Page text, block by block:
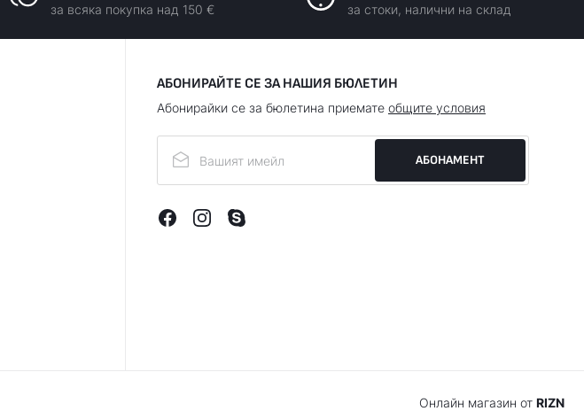
за всяка покупка над 150 € за стоки, налични на склад
АБОНИРАЙТЕ СЕ ЗА НАШИЯ БЮЛЕТИН
Абонирайки се за бюлетина приемате общите условия
АБОНАМЕНТ
Онлайн магазин от RIZN